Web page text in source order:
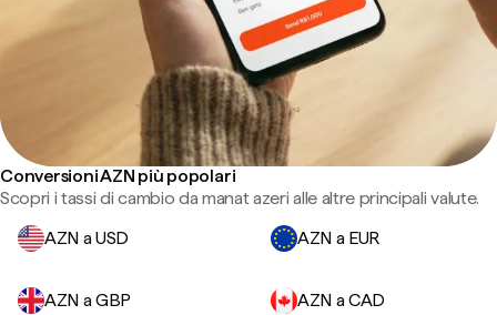
Conversioni AZN più popolari
Scopri i tassi di cambio da manat azeri alle altre principali valute.
AZN a USD
AZN a EUR
AZN a GBP AZN a CAD